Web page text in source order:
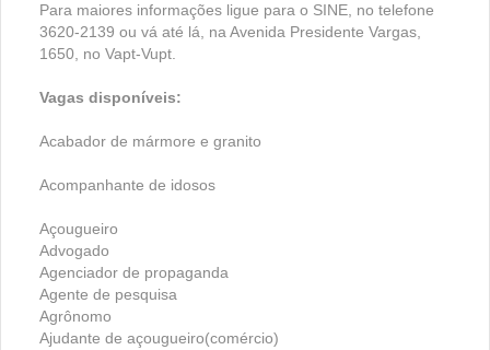
Para maiores informações ligue para o SINE, no telefone
3620-2139 ou vá até lá, na Avenida Presidente Vargas,
1650, no Vapt-Vupt.
Vagas disponíveis:
Acabador de mármore e granito
Acompanhante de idosos
Açougueiro
Advogado
Agenciador de propaganda
Agente de pesquisa
Agrônomo
Ajudante de açougueiro(comércio)